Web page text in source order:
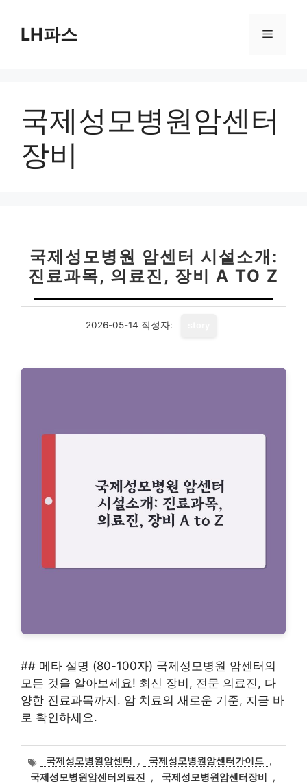
LH파스 메
국제성모병원암센터
장비
국제성모병원 암센터 시설소개:
진료과목, 의료진, 장비 A TO Z
2026-05-14 작성자:
## 메타 설명 (80-100자) 국제성모병원 암센터의
모든 것을 알아보세요! 최신 장비, 전문 의료진, 다
양한 진료과목까지. 암 치료의 새로운 기준, 지금 바
로 확인하세요.
태
그
국제성모병원암센터 , 국제성모병원암센터가이드 ,
국제성모병원암센터의료진
, 국제성모병원암센터장비
,